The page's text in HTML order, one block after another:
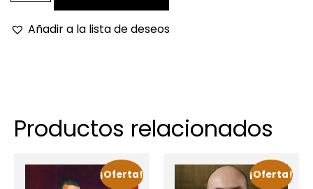
Añadir a la lista de deseos
Productos relacionados
¡Oferta! ¡Oferta!